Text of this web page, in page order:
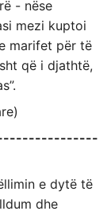
- nëse
mezi kuptoi
marifet për të
që i djathtë,
e dytë të
dhe